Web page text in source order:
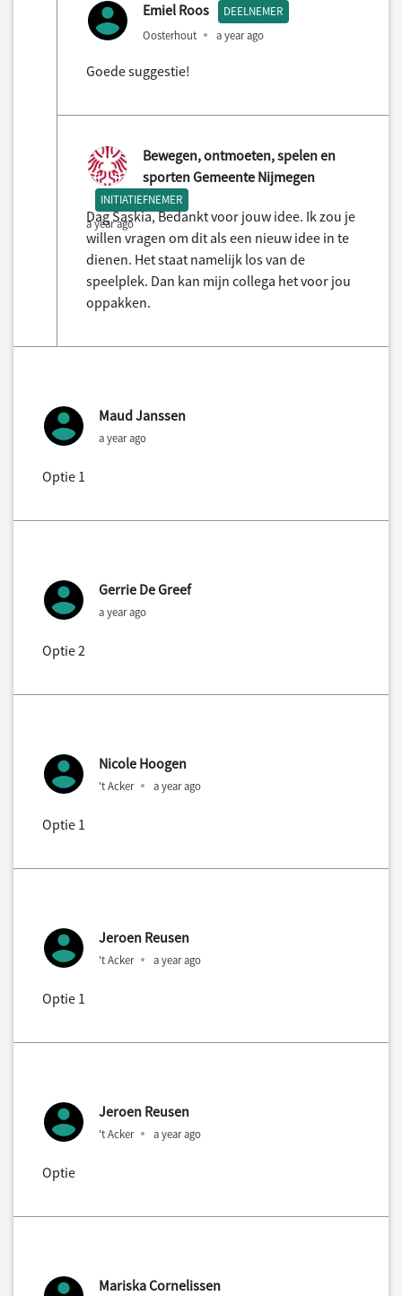
Emiel Roos DEELNEMER
Oosterhout a year ago
Goede suggestie!
Bewegen, ontmoeten, spelen en
sporten Gemeente Nijmegen
INITIATIEFNEMER
a year ago
Dag Saskia, Bedankt voor jouw idee. Ik zou je
willen vragen om dit als een nieuw idee in te
dienen. Het staat namelijk los van de
speelplek. Dan kan mijn collega het voor jou
oppakken.
Maud Janssen
a year ago
Optie 1
Gerrie De Greef
a year ago
Optie 2
Nicole Hoogen
't Acker a year ago
Optie 1
Jeroen Reusen
't Acker a year ago
Optie 1
Jeroen Reusen
't Acker a year ago
Optie
Mariska Cornelissen